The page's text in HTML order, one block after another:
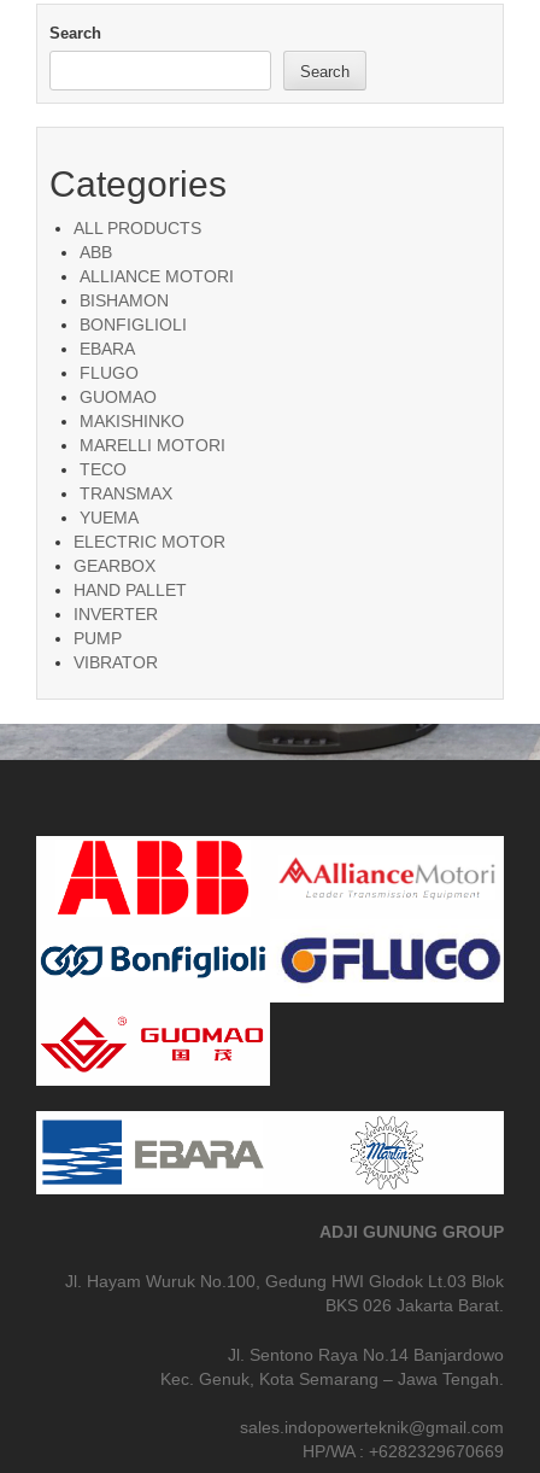
Search
Search
Categories
ALL PRODUCTS
ABB
ALLIANCE MOTORI
BISHAMON
BONFIGLIOLI
EBARA
FLUGO
GUOMAO
MAKISHINKO
MARELLI MOTORI
TECO
TRANSMAX
YUEMA
ELECTRIC MOTOR
GEARBOX
HAND PALLET
INVERTER
PUMP
VIBRATOR
ADJI GUNUNG GROUP
Jl. Hayam Wuruk No.100, Gedung HWI Glodok Lt.03 Blok
BKS 026 Jakarta Barat.
Jl. Sentono Raya No.14 Banjardowo
Kec. Genuk, Kota Semarang – Jawa Tengah.
sales.indopowerteknik@gmail.com
HP/WA : +6282329670669